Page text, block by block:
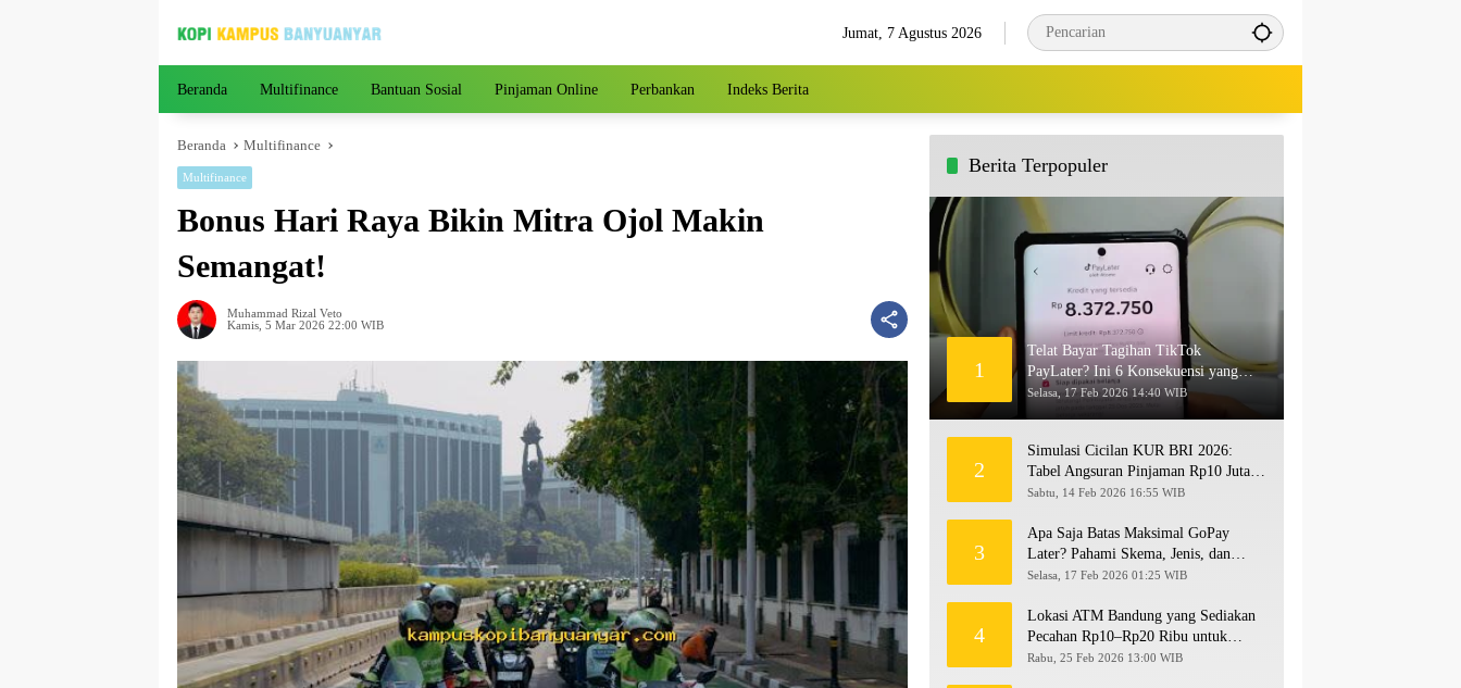
Jumat, 7 Agustus 2026
Beranda Multifinance Bantuan Sosial Pinjaman Online Perbankan Indeks Berita
Beranda Multifinance
Multifinance
Bonus Hari Raya Bikin Mitra Ojol Makin
Semangat!
Muhammad Rizal Veto
Kamis, 5 Mar 2026 22:00 WIB
Berita Terpopuler
1
Telat Bayar Tagihan TikTok
PayLater? Ini 6 Konsekuensi yang
Akan Terjadi
Selasa, 17 Feb 2026 14:40 WIB
2
Simulasi Cicilan KUR BRI 2026:
Tabel Angsuran Pinjaman Rp10 Juta
hingga Rp500 Juta
Sabtu, 14 Feb 2026 16:55 WIB
3
Apa Saja Batas Maksimal GoPay
Later? Pahami Skema, Jenis, dan
Langkah Upgrade Limit
Selasa, 17 Feb 2026 01:25 WIB
4
Lokasi ATM Bandung yang Sediakan
Pecahan Rp10–Rp20 Ribu untuk
Persiapan THR 2026!
Rabu, 25 Feb 2026 13:00 WIB